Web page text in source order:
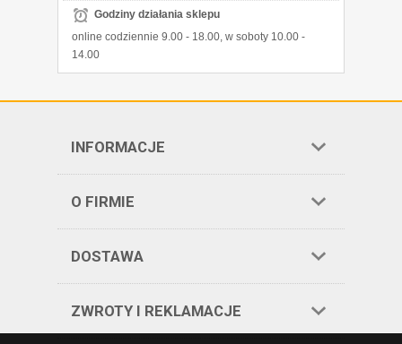
Godziny działania sklepu
online codziennie 9.00 - 18.00, w soboty 10.00 -
14.00
INFORMACJE
O FIRMIE
DOSTAWA
ZWROTY I REKLAMACJE